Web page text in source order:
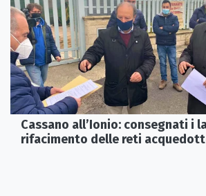
Cassano all’Ionio: consegnati i
rifacimento delle reti